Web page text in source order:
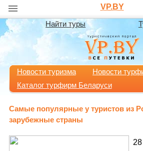
VP.BY
Найти туры
Новости туризма
Новости
Каталог турфирм Беларуси
Самые популярные у туристов из
зарубежные страны